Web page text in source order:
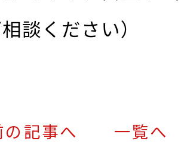
談ください）
記事へ 一覧へ